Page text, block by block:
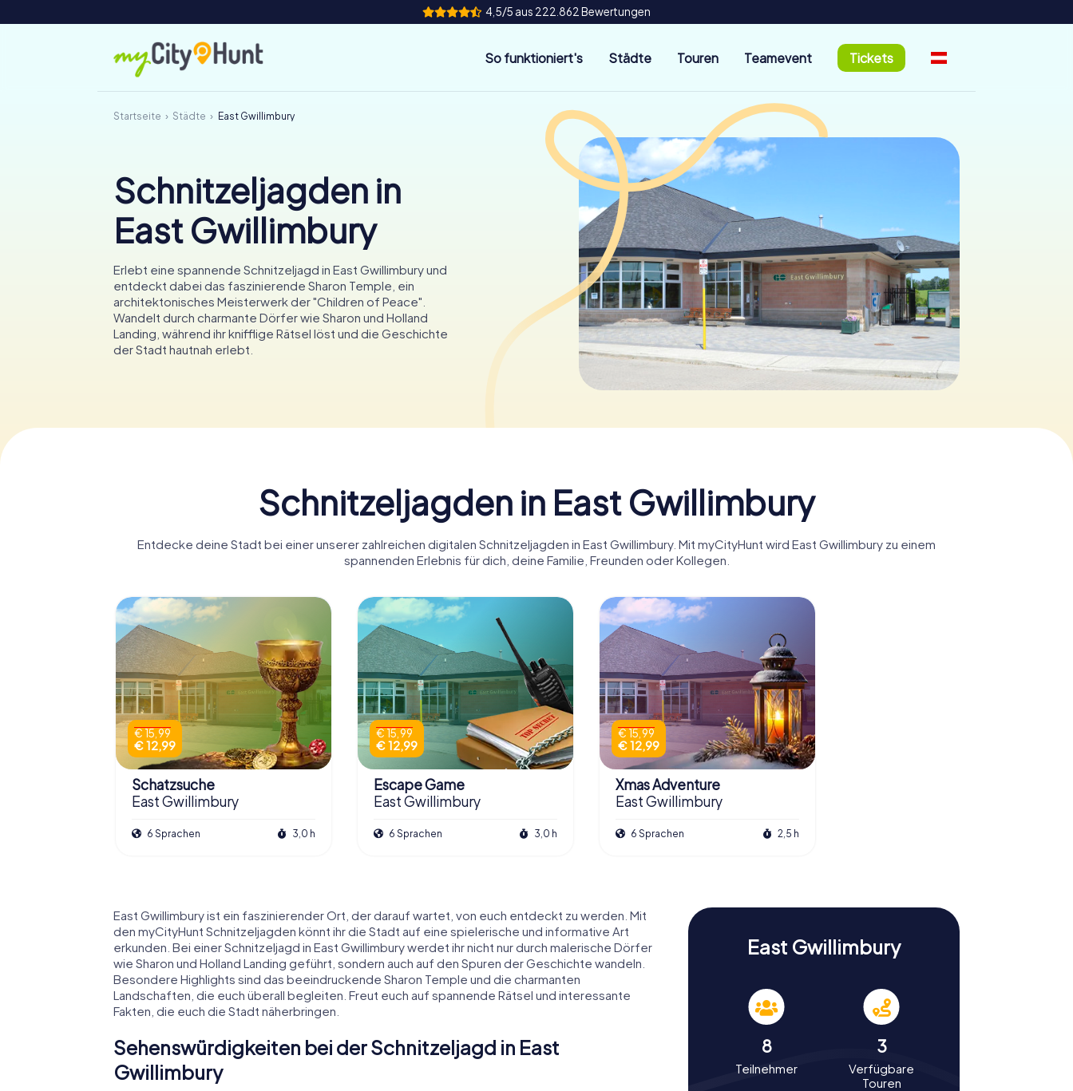
4,5/5 aus 222.862 Bewertungen
So funktioniert's Städte Touren Teamevent Tickets
Startseite Städte East Gwillimbury
Schnitzeljagden in
East Gwillimbury
Erlebt eine spannende Schnitzeljagd in East Gwillimbury und
entdeckt dabei das faszinierende Sharon Temple, ein
architektonisches Meisterwerk der "Children of Peace".
Wandelt durch charmante Dörfer wie Sharon und Holland
Landing, während ihr knifflige Rätsel löst und die Geschichte
der Stadt hautnah erlebt.
Schnitzeljagden in East Gwillimbury
Entdecke deine Stadt bei einer unserer zahlreichen digitalen Schnitzeljagden in East Gwillimbury. Mit myCityHunt wird East Gwillimbury zu einem
spannenden Erlebnis für dich, deine Familie, Freunden oder Kollegen.
€ 15,99
€ 12,99
Schatzsuche
East Gwillimbury
6 Sprachen 3,0 h
€ 15,99
€ 12,99
Escape Game
East Gwillimbury
6 Sprachen 3,0 h
€ 15,99
€ 12,99
Xmas Adventure
East Gwillimbury
6 Sprachen 2,5 h
East Gwillimbury ist ein faszinierender Ort, der darauf wartet, von euch entdeckt zu werden. Mit
den myCityHunt Schnitzeljagden könnt ihr die Stadt auf eine spielerische und informative Art
erkunden. Bei einer Schnitzeljagd in East Gwillimbury werdet ihr nicht nur durch malerische Dörfer
wie Sharon und Holland Landing geführt, sondern auch auf den Spuren der Geschichte wandeln.
Besondere Highlights sind das beeindruckende Sharon Temple und die charmanten
Landschaften, die euch überall begleiten. Freut euch auf spannende Rätsel und interessante
Fakten, die euch die Stadt näherbringen.
Sehenswürdigkeiten bei der Schnitzeljagd in East
Gwillimbury
East Gwillimbury
8
Teilnehmer
3
Verfügbare
Touren